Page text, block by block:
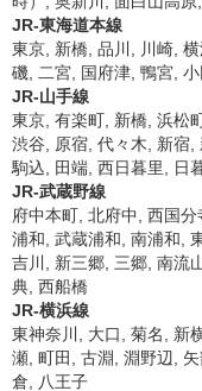
JR-東海道本線
東京, 新橋, 品川, 川崎,
磯, 二宮, 国府津, 鴨宮,
JR-山手線
東京, 有楽町, 新橋, 浜松
渋谷, 原宿, 代々木, 新宿,
駒込, 田端, 西日暮里, 日
JR-武蔵野線
府中本町, 北府中, 西国
浦和, 武蔵浦和, 南浦和,
吉川, 新三郷, 三郷, 南流
典, 西船橋
JR-横浜線
東神奈川, 大口, 菊名, 新
瀬, 町田, 古淵, 淵野辺,
倉, 八王子